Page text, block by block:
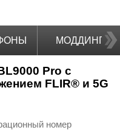
МОДДИНГ
Pro с
FLIR® и 5G
номер